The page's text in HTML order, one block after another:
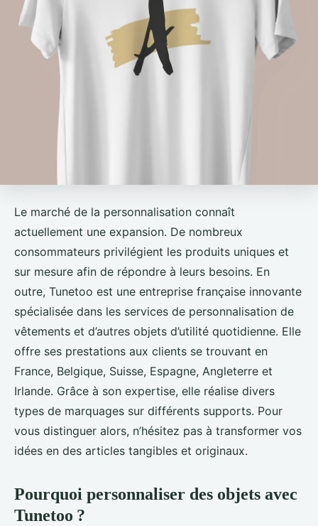
Le marché de la personnalisation connaît
actuellement une expansion. De nombreux
consommateurs privilégient les produits uniques et
sur mesure afin de répondre à leurs besoins. En
outre, Tunetoo est une entreprise française innovante
spécialisée dans les services de personnalisation de
vêtements et d’autres objets d’utilité quotidienne. Elle
offre ses prestations aux clients se trouvant en
France, Belgique, Suisse, Espagne, Angleterre et
Irlande. Grâce à son expertise, elle réalise divers
types de marquages sur différents supports. Pour
vous distinguer alors, n’hésitez pas à transformer vos
idées en des articles tangibles et originaux.
Pourquoi personnaliser des objets avec
Tunetoo ?